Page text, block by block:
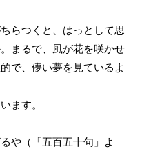
らつくと、はっとして思
まるで、風が花を咲かせ
で、儚い夢を見ているよ
ます。
（「五百五十句」よ